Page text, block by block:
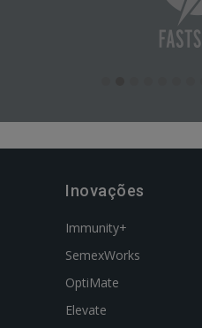
Inovações
Immunity+
SemexWorks
OptiMate
Elevate